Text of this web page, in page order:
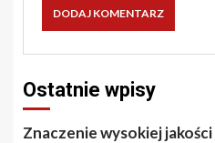
Ostatnie wpisy
Znaczenie wysokiej